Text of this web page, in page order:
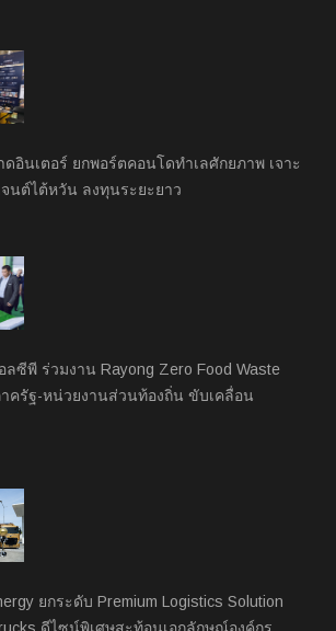
ดอินเตอร์ ยกพอร์ตคอนโดทำเลศักยภาพ เจาะ
จนต์ไต้หวัน ลงทุนระยะยาว
ลซีพี ร่วมงาน Rayong Zero Food Waste
ครัฐ-หน่วยงานส่วนท้องถิ่น ขับเคลื่อน
ยกระดับ Premium Logistics Solution